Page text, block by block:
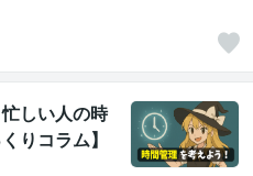
しい人の時
りコラム】